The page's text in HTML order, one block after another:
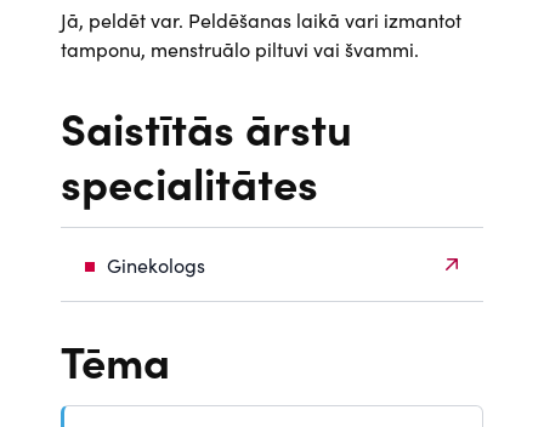
Jā, peldēt var. Peldēšanas laikā vari izmantot
tamponu, menstruālo piltuvi vai švammi.
Saistītās ārstu
specialitātes
Ginekologs
Tēma